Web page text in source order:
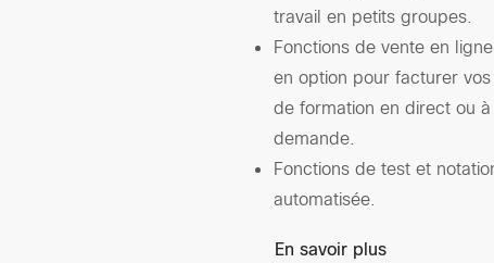
travail en petits groupes.
Fonctions de vente en
en option pour facturer vos
de formation en direct ou
demande.
Fonctions de test et
automatisée.
En savoir plus